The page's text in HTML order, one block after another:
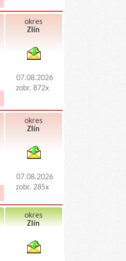
okres
Zlín
07.08.2026
zobr. 872x
okres
Zlín
07.08.2026
zobr. 285x
okres
Zlín